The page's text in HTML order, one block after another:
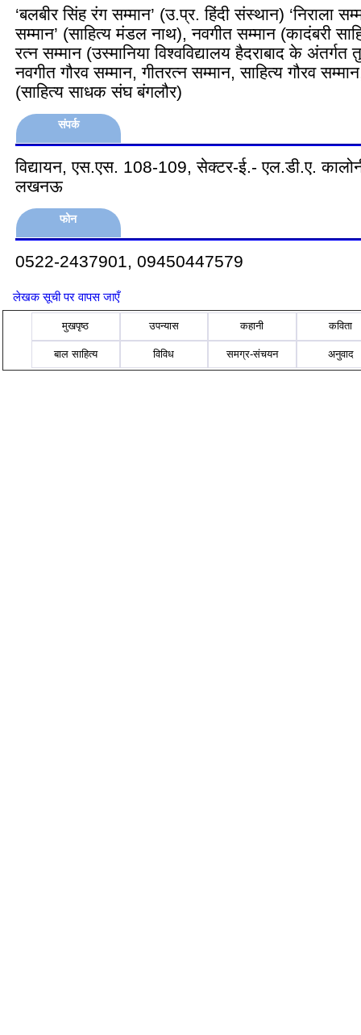
‘बलबीर सिंह रंग सम्मान’ (उ.प्र. हिंदी संस्थान) ‘निराला
सम्मान’ (साहित्य मंडल नाथ), नवगीत सम्मान (कादंबरी
रत्न सम्मान (उस्मानिया विश्वविद्यालय हैदराबाद के
नवगीत गौरव सम्मान, गीतरत्न सम्मान, साहित्य गौरव
(साहित्य साधक संघ बंगलौर)
संपर्क
विद्यायन, एस.एस. 108-109, सेक्टर-ई.- एल.डी.ए.
लखनऊ
फोन
0522-2437901, 09450447579
लेखक सूची पर वापस जाएँ
मुखपृष्ठ उपन्यास कहानी कविता
बाल साहित्य विविध समग्र-संचयन अनुवाद